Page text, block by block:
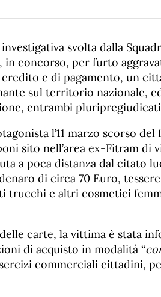
svolta dalla
concorso, per furto
e di pagamento, un
sul territorio nazionale,
entrambi
l’11 marzo scorso
sito nell’area ex-Fitram di
a poca distanza dal citato
di circa 70 Euro,
trucchi e altri cosmetici
carte, la vittima è stata
di acquisto in modalità “
commerciali cittadini,